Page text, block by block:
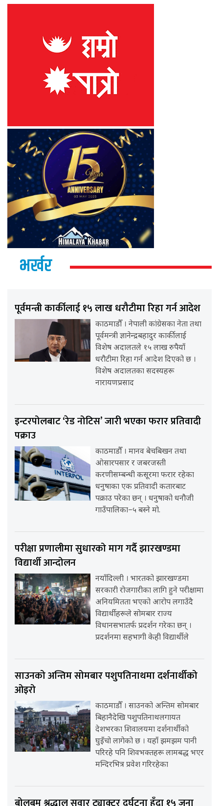
भर्खर
पूर्वमन्त्री कार्कीलाई १५ लाख धरौटीमा रिहा गर्न आदेश
काठमाडौँ । नेपाली कांग्रेसका नेता तथा
पूर्वमन्त्री ज्ञानेन्द्रबहादुर कार्कीलाई
विशेष अदालतले १५ लाख रुपैयाँ
धरौटीमा रिहा गर्न आदेश दिएको छ ।
विशेष अदालतका सदस्यहरू
नारायणप्रसाद
इन्टरपोलबाट ‘रेड नोटिस’ जारी भएका फरार प्रतिवादी
पक्राउ
काठमाडौँ । मानव बेचबिखन तथा
ओसारपसार र जबरजस्ती
करणीसम्बन्धी कसूरमा फरार रहेका
धनुषाका एक प्रतिवादी कतारबाट
पक्राउ परेका छन् । धनुषाको धनौजी
गाउँपालिका–५ बस्ने मो.
परीक्षा प्रणालीमा सुधारको माग गर्दै झारखण्डमा
विद्यार्थी आन्दोलन
नयाँदिल्ली । भारतको झारखण्डमा
सरकारी रोजगारीका लागि हुने परीक्षामा
अनियमितता भएको आरोप लगाउँदै
विद्यार्थीहरूले सोमबार राज्य
विधानसभातर्फ प्रदर्शन गरेका छन् ।
प्रदर्शनमा सहभागी केही विद्यार्थीले
साउनको अन्तिम सोमबार पशुपतिनाथमा दर्शनार्थीको
ओइरो
काठमाडौँ । साउनको अन्तिम सोमबार
बिहानैदेखि पशुपतिनाथलगायत
देशभरका शिवालयमा दर्शनार्थीको
घुइँचो लागेको छ । यहाँ झमझम पानी
परिरहे पनि शिवभक्तहरू लामबद्ध भएर
मन्दिरभित्र प्रवेश गरिरहेका